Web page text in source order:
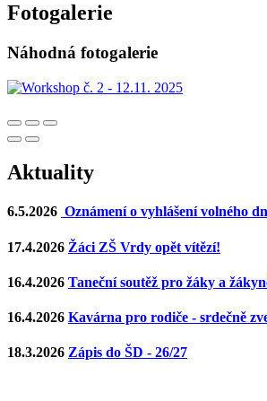
Fotogalerie
Náhodná fotogalerie
Aktuality
6.5.2026 Oznámení o vyhlášení volného
17.4.2026 Žáci ZŠ Vrdy opět vítězí!
16.4.2026 Taneční soutěž pro žáky a
16.4.2026 Kavárna pro rodiče - srdečně
18.3.2026 Zápis do ŠD - 26/27